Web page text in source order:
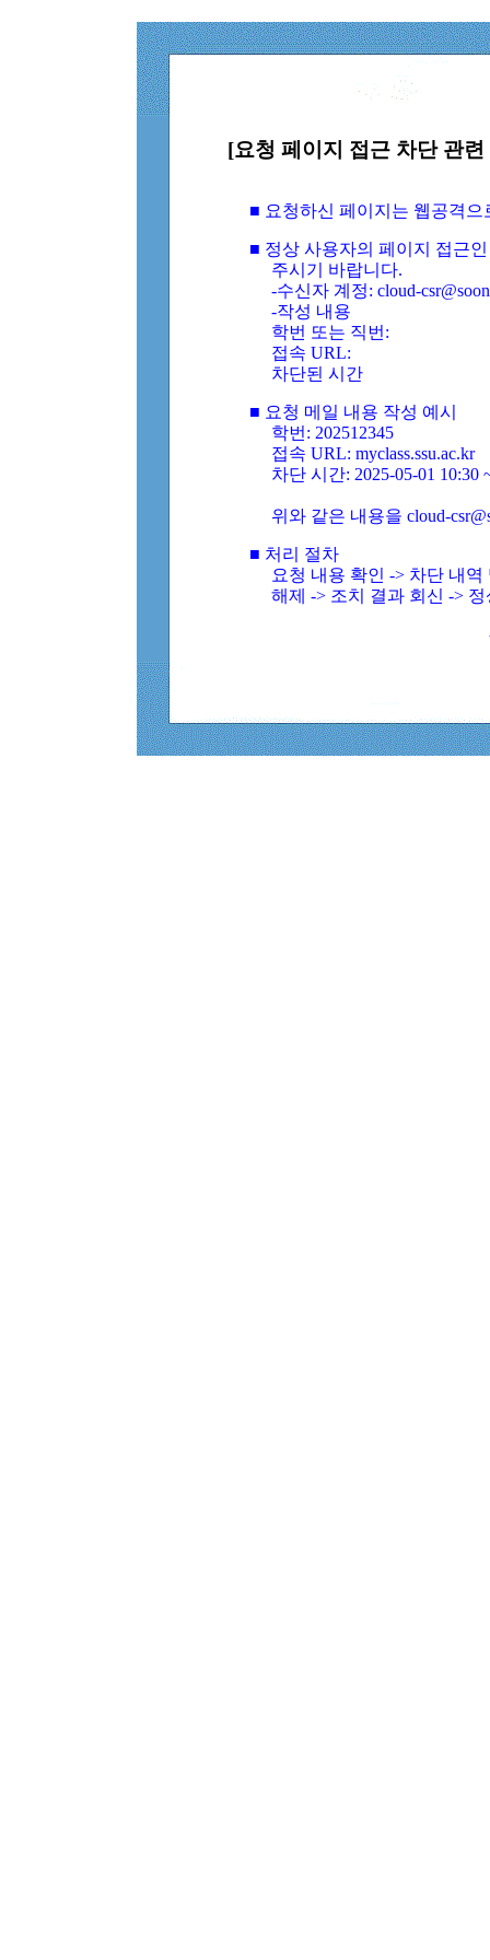
[요청 페이지 접근 차단 관
■ 요청하신 페이지는 웹공격
■ 정상 사용자의 페이지 접근
주시기 바랍니다.
-수신자 계정: cloud-
-작성 내용
학번 또는 직번:
접속 URL:
차단된 시간
■ 요청 메일 내용 작성 예시
학번: 202512345
접속 URL: myclass.ssu.ac.kr
차단 시간: 2025-05-01 10:30
위와 같은 내용을 cloud-
■ 처리 절차
요청 내용 확인 -> 차단 내
해제 -> 조치 결과 회신 ->